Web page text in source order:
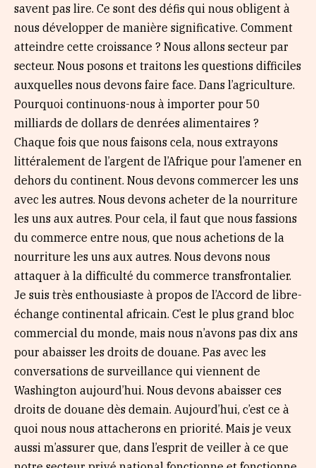
savent pas lire. Ce sont des défis qui nous obligent à
nous développer de manière significative. Comment
atteindre cette croissance ? Nous allons secteur par
secteur. Nous posons et traitons les questions difficiles
auxquelles nous devons faire face. Dans l’agriculture.
Pourquoi continuons-nous à importer pour 50
milliards de dollars de denrées alimentaires ?
Chaque fois que nous faisons cela, nous extrayons
littéralement de l’argent de l’Afrique pour l’amener en
dehors du continent. Nous devons commercer les uns
avec les autres. Nous devons acheter de la nourriture
les uns aux autres. Pour cela, il faut que nous fassions
du commerce entre nous, que nous achetions de la
nourriture les uns aux autres. Nous devons nous
attaquer à la difficulté du commerce transfrontalier.
Je suis très enthousiaste à propos de l’Accord de libre-
échange continental africain. C’est le plus grand bloc
commercial du monde, mais nous n’avons pas dix ans
pour abaisser les droits de douane. Pas avec les
conversations de surveillance qui viennent de
Washington aujourd’hui. Nous devons abaisser ces
droits de douane dès demain. Aujourd’hui, c’est ce à
quoi nous nous attacherons en priorité. Mais je veux
aussi m’assurer que, dans l’esprit de veiller à ce que